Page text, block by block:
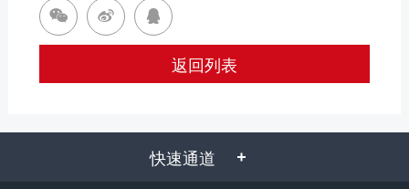
  
返回列表
快速通道